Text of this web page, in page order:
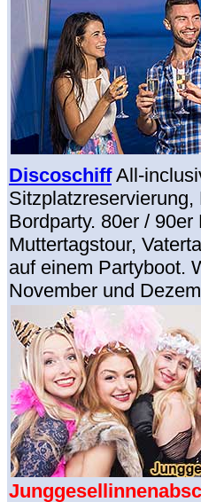
DiscoschiffAll-
Bordparty. 80er /
Muttertagstour,
auf einem Partyboot.
November und